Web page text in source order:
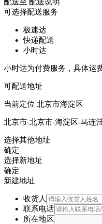
配送至 配送说明
可选择配送服务
极速达
快递配送
小时达
小时达为付费服务，具体运
可配送地址
当前定位 北京市海淀区
北京市-北京市-海淀区-马连
选择其他地址
确定
选择新地址
确定
新建地址
收货人
联系电话
所在地区